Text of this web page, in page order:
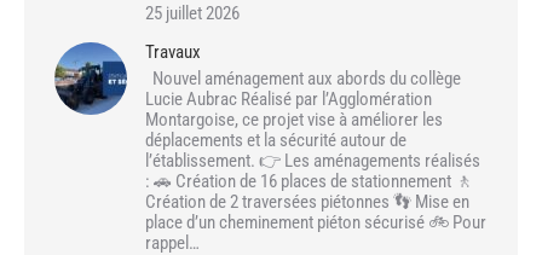
25 juillet 2026
Travaux
Nouvel aménagement aux abords du collège
Lucie Aubrac Réalisé par l’Agglomération
Montargoise, ce projet vise à améliorer les
déplacements et la sécurité autour de
l’établissement. 👉 Les aménagements réalisés
: 🚗 Création de 16 places de stationnement 🚶
Création de 2 traversées piétonnes 👣 Mise en
place d’un cheminement piéton sécurisé 🚲 Pour
rappel…